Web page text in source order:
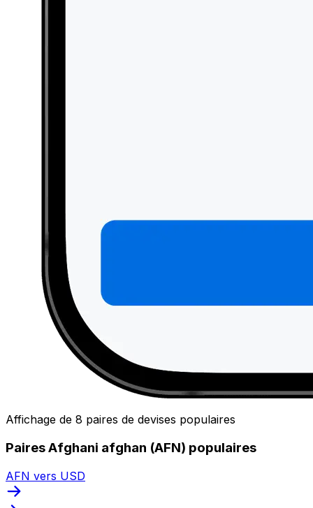
Affichage de 8 paires de devises populaires
Paires Afghani afghan (AFN) populaires
AFN vers USD